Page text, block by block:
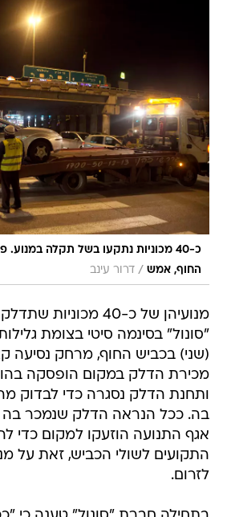
כ-40 מכוניות נתקעו בשל תקלה במנוע.
החוף, אמש / דרור עינב
מנועיהן של כ-40
"סונול" בסינמה סיטי בצומת
(שני) בכביש החוף, מרחק נסיעה
מכירת הדלק במקום הופסקה
ותחנת הדלק נסגרה כדי לבדוק
בה. ככל הנראה הדלק שנמכר בה
אגף התנועה הוזעקו למקום כדי
התקועים לשולי הכביש, זאת על
לזרום.